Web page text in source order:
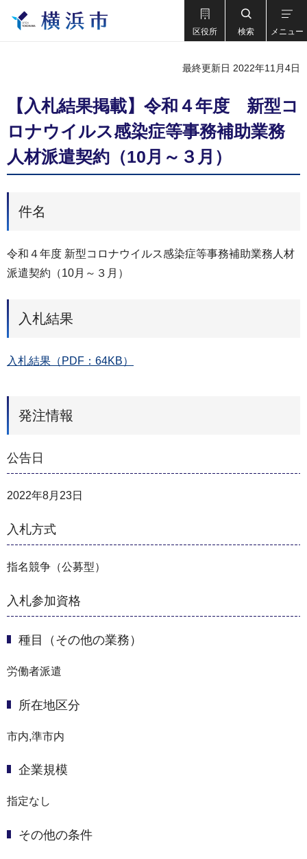
区役所 検索 メニュー
最終更新日 2022年11月4日
【入札結果掲載】令和４年度 新型コ
ロナウイルス感染症等事務補助業務
人材派遣契約（10月～３月）
件名
令和４年度 新型コロナウイルス感染症等事務補助業務人材
派遣契約（10月～３月）
入札結果
入札結果（PDF：64KB）
発注情報
公告日
2022年8月23日
入札方式
指名競争（公募型）
入札参加資格
種目（その他の業務）
労働者派遣
所在地区分
市内,準市内
企業規模
指定なし
その他の条件